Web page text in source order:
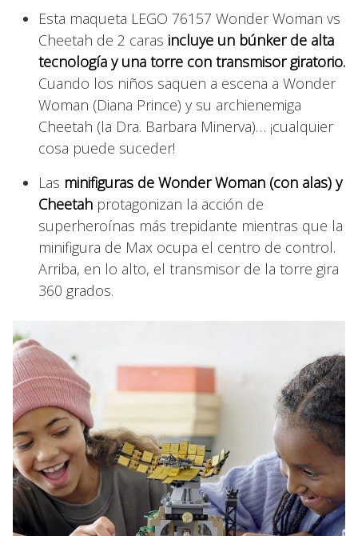
Esta maqueta LEGO 76157 Wonder Woman vs
Cheetah de 2 caras incluye un búnker de alta
tecnología y una torre con transmisor giratorio.
Cuando los niños saquen a escena a Wonder
Woman (Diana Prince) y su archienemiga
Cheetah (la Dra. Barbara Minerva)… ¡cualquier
cosa puede suceder!
Las minifiguras de Wonder Woman (con alas) y
Cheetah protagonizan la acción de
superheroínas más trepidante mientras que la
minifigura de Max ocupa el centro de control.
Arriba, en lo alto, el transmisor de la torre gira
360 grados.